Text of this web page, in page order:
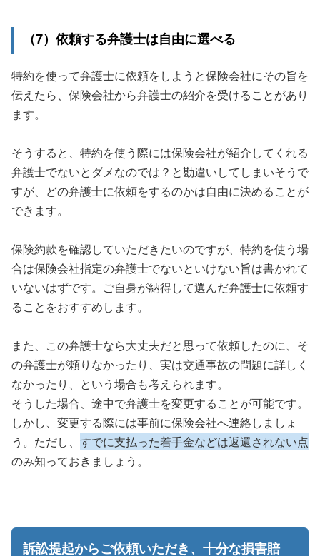
（7）依頼する弁護士は自由に選べる
特約を使って弁護士に依頼をしようと保険会社にその旨を
伝えたら、保険会社から弁護士の紹介を受けることがあり
ます。
そうすると、特約を使う際には保険会社が紹介してくれる
弁護士でないとダメなのでは？と勘違いしてしまいそうで
すが、どの弁護士に依頼をするのかは自由に決めることが
できます。
保険約款を確認していただきたいのですが、特約を使う場
合は保険会社指定の弁護士でないといけない旨は書かれて
いないはずです。ご自身が納得して選んだ弁護士に依頼す
ることをおすすめします。
また、この弁護士なら大丈夫だと思って依頼したのに、そ
の弁護士が頼りなかったり、実は交通事故の問題に詳しく
なかったり、という場合も考えられます。
そうした場合、途中で弁護士を変更することが可能です。
しかし、変更する際には事前に保険会社へ連絡しましょ
う。ただし、 すでに支払った着手金などは返還されない点
のみ知っておきましょう。
訴訟提起からご依頼いただき、十分な損害賠